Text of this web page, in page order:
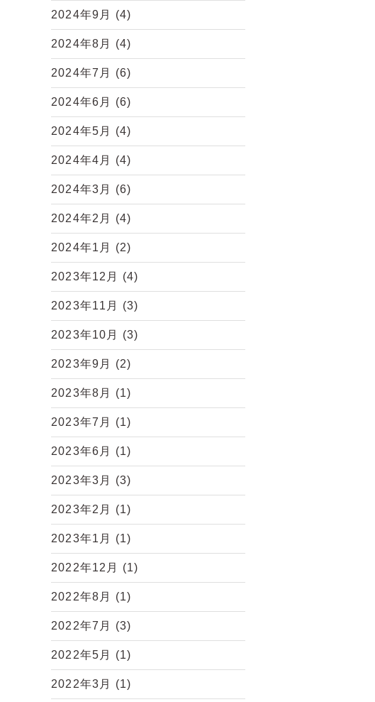
2024年9月 (4)
2024年8月 (4)
2024年7月 (6)
2024年6月 (6)
2024年5月 (4)
2024年4月 (4)
2024年3月 (6)
2024年2月 (4)
2024年1月 (2)
2023年12月 (4)
2023年11月 (3)
2023年10月 (3)
2023年9月 (2)
2023年8月 (1)
2023年7月 (1)
2023年6月 (1)
2023年3月 (3)
2023年2月 (1)
2023年1月 (1)
2022年12月 (1)
2022年8月 (1)
2022年7月 (3)
2022年5月 (1)
2022年3月 (1)